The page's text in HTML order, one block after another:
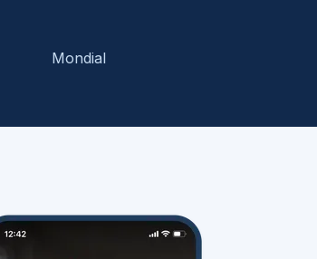
Mondial